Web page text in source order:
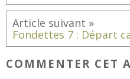
Fondettes 7 : Départ
COMMENTER CET